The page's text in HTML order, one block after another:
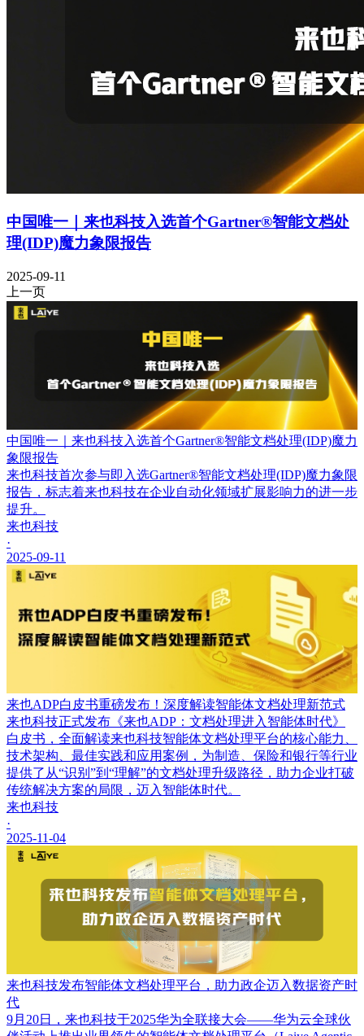
中国唯一｜来也科技入选首个Gartner®智能文档处
理(IDP)魔力象限报告
2025-09-11
上一页
中国唯一｜来也科技入选首个Gartner®智能文档处理(IDP)魔力
象限报告
来也科技首次参与即入选Gartner®智能文档处理(IDP)魔力象限
报告，标志着来也科技在企业自动化领域扩展影响力的进一步
提升。
来也科技
·
2025-09-11
来也ADP白皮书重磅发布！深度解读智能体文档处理新范式
来也科技正式发布《来也ADP：文档处理进入智能体时代》
白皮书，全面解读来也科技智能体文档处理平台的核心能力、
技术架构、最佳实践和应用案例，为制造、保险和银行等行业
提供了从“识别”到“理解”的文档处理升级路径，助力企业打破
传统解决方案的局限，迈入智能体时代。
来也科技
·
2025-11-04
来也科技发布智能体文档处理平台，助力政企迈入数据资产时
代
9月20日，来也科技于2025华为全联接大会——华为云全球伙